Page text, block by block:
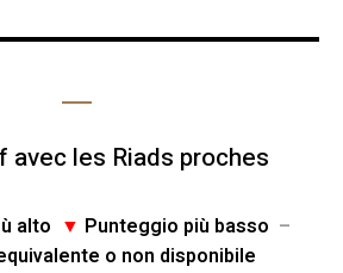
avec les Riads proches
alto ▼ Punteggio più basso –
o non disponibile